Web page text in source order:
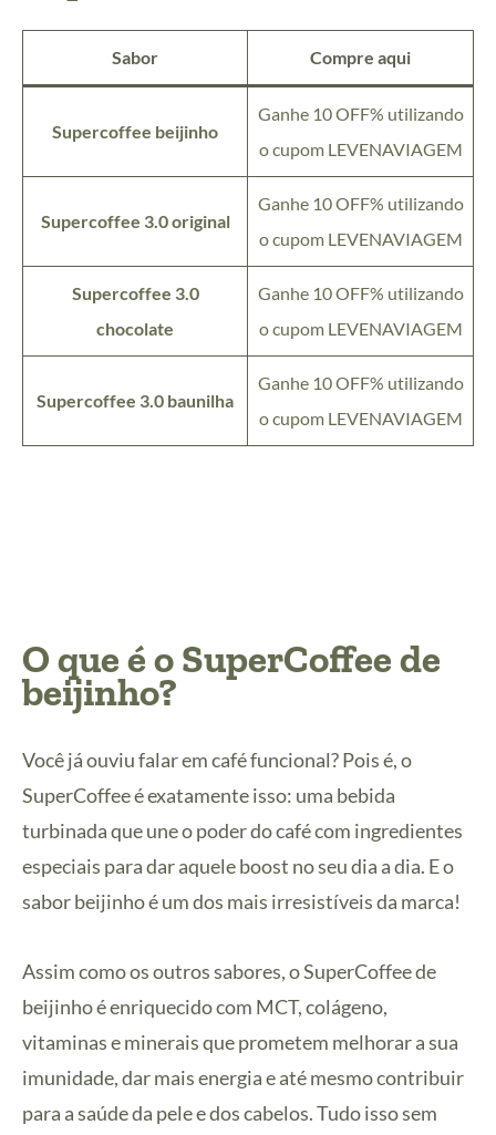
Sabor Compre aqui
Supercoffee beijinho
Ganhe 10 OFF% utilizando
o cupom LEVENAVIAGEM
Supercoffee 3.0 original
Ganhe 10 OFF% utilizando
o cupom LEVENAVIAGEM
Supercoffee 3.0
chocolate
Ganhe 10 OFF% utilizando
o cupom LEVENAVIAGEM
Supercoffee 3.0 baunilha
Ganhe 10 OFF% utilizando
o cupom LEVENAVIAGEM
O que é o SuperCoffee de
beijinho?
Você já ouviu falar em café funcional? Pois é, o
SuperCoffee é exatamente isso: uma bebida
turbinada que une o poder do café com ingredientes
especiais para dar aquele boost no seu dia a dia. E o
sabor beijinho é um dos mais irresistíveis da marca!
Assim como os outros sabores, o SuperCoffee de
beijinho é enriquecido com MCT, colágeno,
vitaminas e minerais que prometem melhorar a sua
imunidade, dar mais energia e até mesmo contribuir
para a saúde da pele e dos cabelos. Tudo isso sem